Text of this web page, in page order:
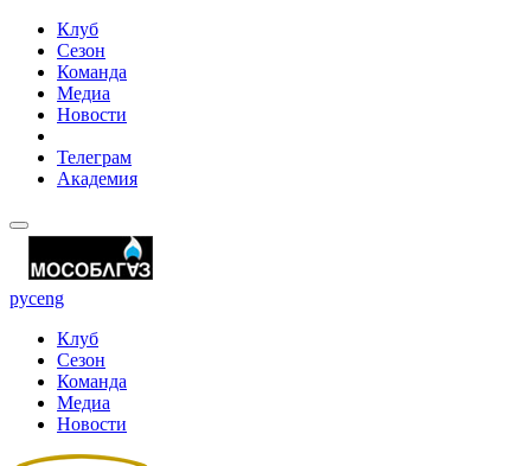
Клуб
Сезон
Команда
Медиа
Новости
Телеграм
Академия
русeng
Клуб
Сезон
Команда
Медиа
Новости